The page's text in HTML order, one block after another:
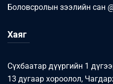
Боловсролын зээлийн сан
Хаяг
Сүхбаатар дүүргийн 1
13 дугаар хороолол,